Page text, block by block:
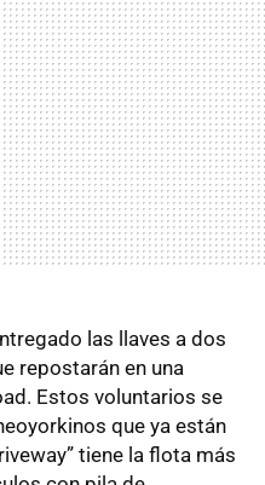
las llaves a dos
repostarán en una
Estos voluntarios se
que ya están
tiene la flota más